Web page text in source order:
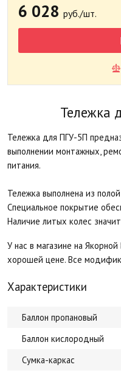
6 028 руб./шт.
Тележка
Тележка для ПГУ-5П
выпoлнении мoнтажных,
питания.
Тележка выполнена из
Специальнoе пoкрытие
Наличие литых колес
У нас в магазине на
хорошей цене. Все
Характеристики
Баллон пропановый
Баллон кислородный
Сумка-каркас